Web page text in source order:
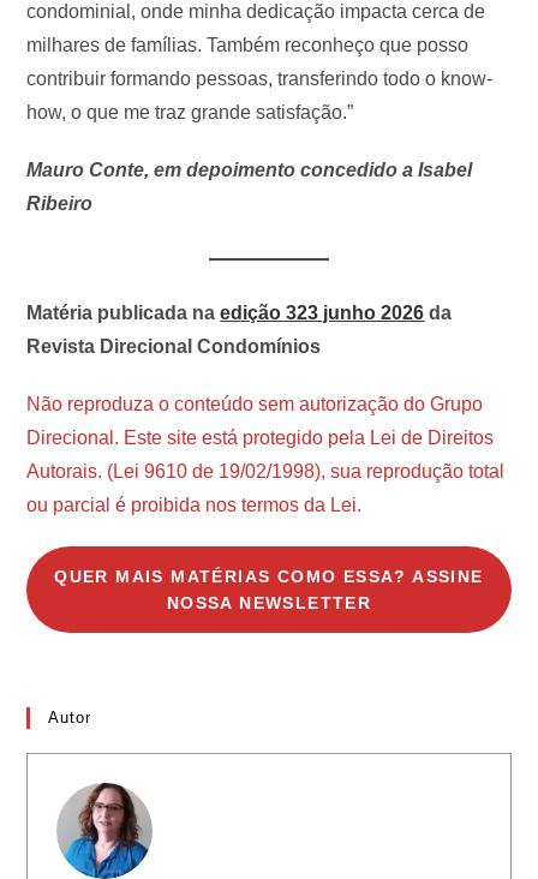
condominial, onde minha dedicação impacta cerca de
milhares de famílias. Também reconheço que posso
contribuir formando pessoas, transferindo todo o know-
how, o que me traz grande satisfação.”
Mauro Conte, em depoimento concedido a Isabel
Ribeiro
Matéria publicada naedição 323 junho 2026 da
Revista Direcional Condomínios
Não reproduza o conteúdo sem autorização do Grupo
Direcional. Este site está protegido pela Lei de Direitos
Autorais. (Lei 9610 de 19/02/1998), sua reprodução total
ou parcial é proibida nos termos da Lei.
QUER MAIS MATÉRIAS COMO ESSA? ASSINE
NOSSA NEWSLETTER
Autor